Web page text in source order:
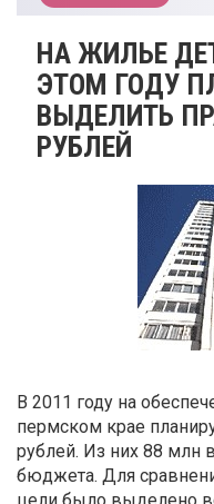
НА ЖИЛЬЕ
ЭТОМ ГОДУ
ВЫДЕЛИТЬ
РУБЛЕЙ
В 2011 году на
пермском крае
рублей. Из них 88 млн
бюджета. Для
цели было выделено